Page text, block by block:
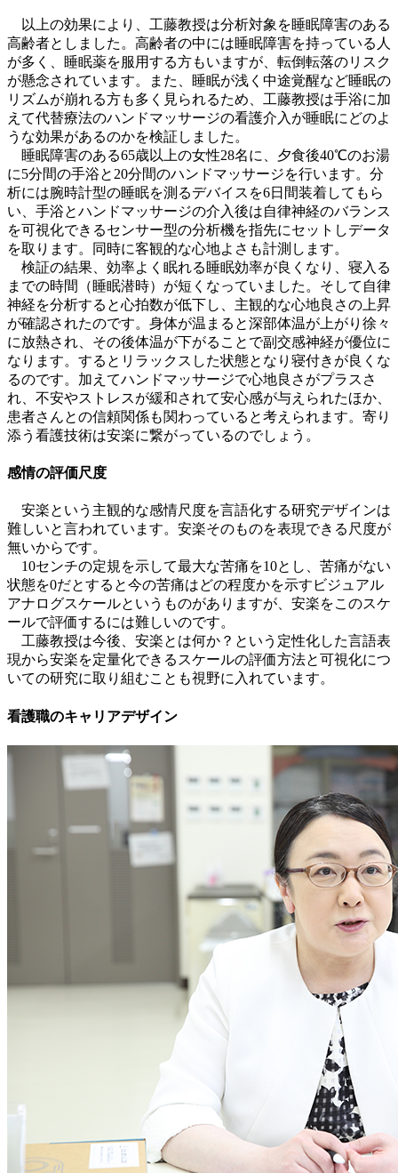
以上の効果により、工藤教授は分析対象を睡眠障害のある
高齢者としました。高齢者の中には睡眠障害を持っている人
が多く、睡眠薬を服用する方もいますが、転倒転落のリスク
が懸念されています。また、睡眠が浅く中途覚醒など睡眠の
リズムが崩れる方も多く見られるため、工藤教授は手浴に加
えて代替療法のハンドマッサージの看護介入が睡眠にどのよ
うな効果があるのかを検証しました。
睡眠障害のある65歳以上の女性28名に、夕食後40℃のお湯
に5分間の手浴と20分間のハンドマッサージを行います。分
析には腕時計型の睡眠を測るデバイスを6日間装着してもら
い、手浴とハンドマッサージの介入後は自律神経のバランス
を可視化できるセンサー型の分析機を指先にセットしデータ
を取ります。同時に客観的な心地よさも計測します。
検証の結果、効率よく眠れる睡眠効率が良くなり、寝入る
までの時間（睡眠潜時）が短くなっていました。そして自律
神経を分析すると心拍数が低下し、主観的な心地良さの上昇
が確認されたのです。身体が温まると深部体温が上がり徐々
に放熱され、その後体温が下がることで副交感神経が優位に
なります。するとリラックスした状態となり寝付きが良くな
るのです。加えてハンドマッサージで心地良さがプラスさ
れ、不安やストレスが緩和されて安心感が与えられたほか、
患者さんとの信頼関係も関わっていると考えられます。 寄り
添う看護技術は安楽に繋がっているのでしょう。
感情の評価尺度
安楽という主観的な感情尺度を言語化する研究デザインは
難しいと言われています。安楽そのものを表現できる尺度が
無いからです。
10センチの定規を示して最大な苦痛を10とし、苦痛がない
状態を0だとすると今の苦痛はどの程度かを示すビジュアル
アナログスケールというものがありますが、安楽をこのスケ
ールで評価するには難しいのです。
工藤教授は今後、安楽とは何か？という定性化した言語表
現から安楽を定量化できるスケールの評価方法と可視化につ
いての研究に取り組むことも視野に入れています。
看護職のキャリアデザイン